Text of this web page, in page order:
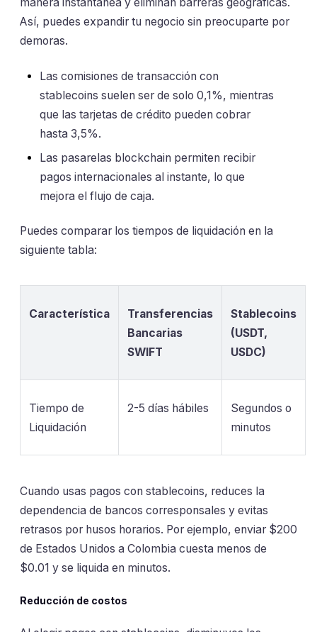
Así, puedes expandir tu negocio sin preocuparte por
demoras.
Las comisiones de transacción con
stablecoins suelen ser de solo 0,1%, mientras
que las tarjetas de crédito pueden cobrar
hasta 3,5%.
Las pasarelas blockchain permiten recibir
pagos internacionales al instante, lo que
mejora el flujo de caja.
Puedes comparar los tiempos de liquidación en la
siguiente tabla:
Característica
Transferencias
Bancarias
SWIFT
Stablecoins
(USDT,
USDC)
Tiempo de
Liquidación
2-5 días hábiles
Segundos o
minutos
Cuando usas pagos con stablecoins, reduces la
dependencia de bancos corresponsales y evitas
retrasos por husos horarios. Por ejemplo, enviar $200
de Estados Unidos a Colombia cuesta menos de
$0.01 y se liquida en minutos.
Reducción de costos